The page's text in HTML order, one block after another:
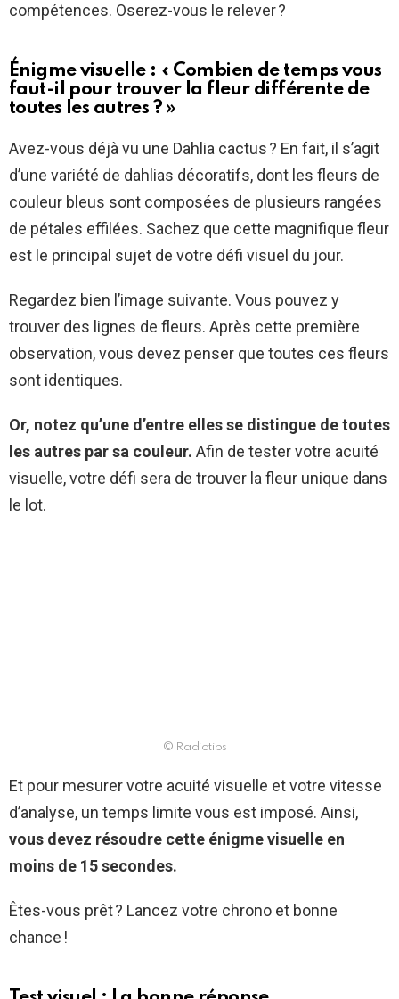
compétences. Oserez-vous le relever ?
Énigme visuelle : « Combien de temps vous
faut-il pour trouver la fleur différente de
toutes les autres ? »
Avez-vous déjà vu une Dahlia cactus ? En fait, il s’agit
d’une variété de dahlias décoratifs, dont les fleurs de
couleur bleus sont composées de plusieurs rangées
de pétales effilées. Sachez que cette magnifique fleur
est le principal sujet de votre défi visuel du jour.
Regardez bien l’image suivante. Vous pouvez y
trouver des lignes de fleurs. Après cette première
observation, vous devez penser que toutes ces fleurs
sont identiques.
Or, notez qu’une d’entre elles se distingue de toutes
les autres par sa couleur. Afin de tester votre acuité
visuelle, votre défi sera de trouver la fleur unique dans
le lot.
© Radiotips
Et pour mesurer votre acuité visuelle et votre vitesse
d’analyse, un temps limite vous est imposé. Ainsi,
vous devez résoudre cette énigme visuelle en
moins de 15 secondes.
Êtes-vous prêt ? Lancez votre chrono et bonne
chance !